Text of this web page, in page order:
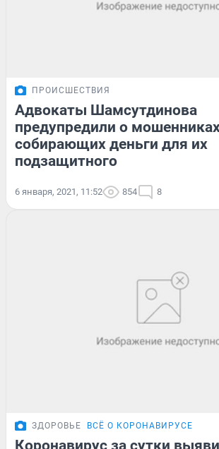
ПРОИСШЕСТВИЯ
Адвокаты Шамсутдинова
предупредили о
собирающих деньги для их
подзащитного
6 января, 2021, 11:52 854 8
ЗДОРОВЬЕ ВСЁ О КОРОНАВИРУСЕ
Коронавирус за сутки